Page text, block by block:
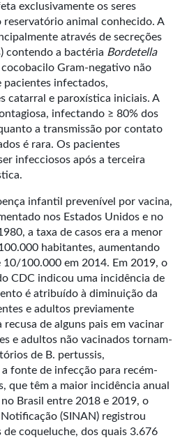
exclusivamente os seres
reservatório animal conhecido. A
através de secreções
contendo a bactéria Bordetella
Gram-negativo não
pacientes infectados,
catarral e paroxística iniciais. A
infectando ≥ 80% dos
a transmissão por contato
é rara. Os pacientes
infecciosos após a terceira
infantil prevenível por vacina,
nos Estados Unidos e no
a taxa de casos era a menor
habitantes, aumentando
10/100.000 em 2014. Em 2019, o
CDC indicou uma incidência de
é atribuído à diminuição da
e adultos previamente
recusa de alguns pais em vacinar
e adultos não vacinados tornam-
de B. pertussis,
fonte de infecção para recém-
que têm a maior incidência anual
Brasil entre 2018 e 2019, o
(SINAN) registrou
de coqueluche, dos quais 3.676